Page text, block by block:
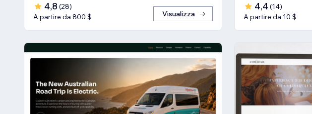
4,8 (28)
A partire da 800 $
Visualizza
4,4 (14)
A partire da 10 $